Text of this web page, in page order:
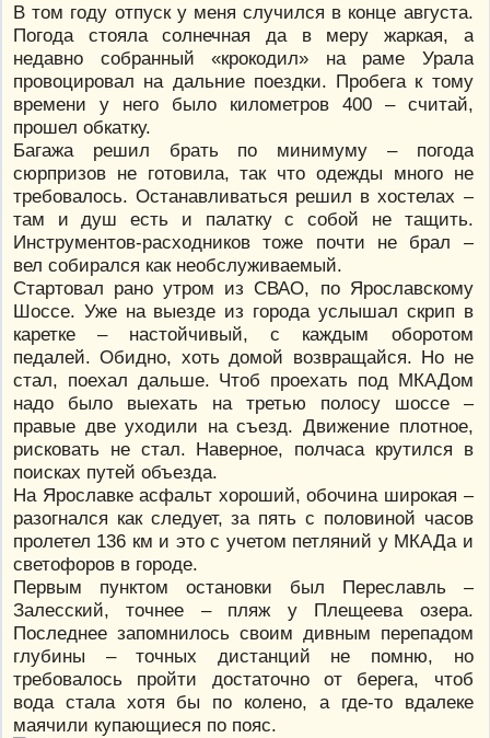
В том году отпуск у меня случился в конце августа.
Погода стояла солнечная да в меру жаркая, а
недавно собранный «крокодил» на раме Урала
провоцировал на дальние поездки. Пробега к тому
времени у него было километров 400 – считай,
прошел обкатку.
Багажа решил брать по минимуму – погода
сюрпризов не готовила, так что одежды много не
требовалось. Останавливаться решил в хостелах –
там и душ есть и палатку с собой не тащить.
Инструментов-расходников тоже почти не брал –
вел собирался как необслуживаемый.
Стартовал рано утром из СВАО, по Ярославскому
Шоссе. Уже на выезде из города услышал скрип в
каретке – настойчивый, с каждым оборотом
педалей. Обидно, хоть домой возвращайся. Но не
стал, поехал дальше. Чтоб проехать под МКАДом
надо было выехать на третью полосу шоссе –
правые две уходили на съезд. Движение плотное,
рисковать не стал. Наверное, полчаса крутился в
поисках путей объезда.
На Ярославке асфальт хороший, обочина широкая –
разогнался как следует, за пять с половиной часов
пролетел 136 км и это с учетом петляний у МКАДа и
светофоров в городе.
Первым пунктом остановки был Переславль –
Залесский, точнее – пляж у Плещеева озера.
Последнее запомнилось своим дивным перепадом
глубины – точных дистанций не помню, но
требовалось пройти достаточно от берега, чтоб
вода стала хотя бы по колено, а где-то вдалеке
маячили купающиеся по пояс.